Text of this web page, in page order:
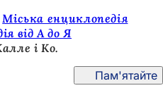
Міська енциклопедія
від А до Я
і Ко.
Пам'ятайте